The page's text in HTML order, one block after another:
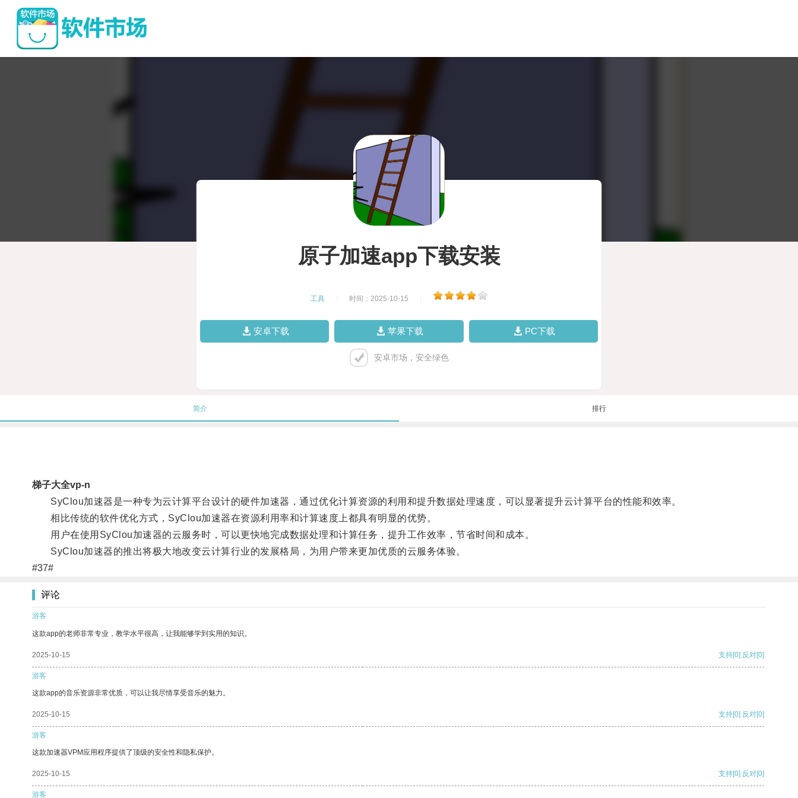
原子加速app下载安装
工具 时间：2025-10-15
安卓下载 苹果下载 PC下载
安卓市场，安全绿色
简介 排行
梯子大全vp-n
SyClou加速器是一种专为云计算平台设计的硬件加速器，通过优化计算资源的利用和提升数据处理速度，可以显著提升云计算平台的性能和效率。
相比传统的软件优化方式，SyClou加速器在资源利用率和计算速度上都具有明显的优势。
用户在使用SyClou加速器的云服务时，可以更快地完成数据处理和计算任务，提升工作效率，节省时间和成本。
SyClou加速器的推出将极大地改变云计算行业的发展格局，为用户带来更加优质的云服务体验。
#37#
评论
游客
这款app的老师非常专业，教学水平很高，让我能够学到实用的知识。
2025-10-15 支持[0] 反对[0]
游客
这款app的音乐资源非常优质，可以让我尽情享受音乐的魅力。
2025-10-15 支持[0] 反对[0]
游客
这款加速器VPM应用程序提供了顶级的安全性和隐私保护。
2025-10-15 支持[0] 反对[0]
游客